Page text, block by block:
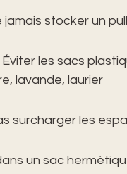
jamais stocker un
les sacs
lavande, laurier
surcharger les
un sac